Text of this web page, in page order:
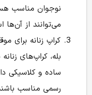
نوجوان مناسب
می‌توانند از آن‌ها
کراپ زنانه
بله، کراپ‌های
ساده و کلاسیکی
رسمی مناسب